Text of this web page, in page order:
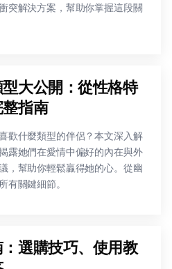
突解決方案，幫助你掌握這段關
大公開：從性格特
指南
歡什麼類型的伴侶？本文深入解
露她們在愛情中偏好的內在與外
，幫助你輕鬆贏得她的心。從幽
有關鍵細節。
選購技巧、使用教